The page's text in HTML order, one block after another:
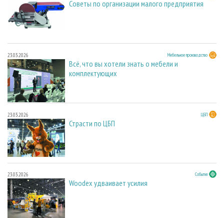
Советы по организации малого предприятия
23.03.2026 Мебельное производство
Всё, что вы хотели знать о мебели и
комплектующих
23.03.2026 ЦБП
Страсти по ЦБП
23.03.2026 События
Woodex удваивает усилия